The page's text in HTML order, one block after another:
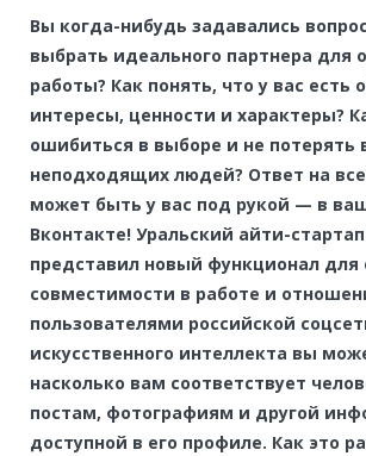
Вы когда-нибудь задавались
выбрать идеального партнера для
работы? Как понять, что у вас есть
интересы, ценности и характеры?
ошибиться в выборе и не потерять
неподходящих людей? Ответ на
может быть у вас под рукой — в
Вконтакте! Уральский айти-стартап
представил новый функционал для
совместимости в работе и
пользователями российской
искусственного интеллекта вы
насколько вам соответствует
постам, фотографиям и другой
доступной в его профиле. Как это